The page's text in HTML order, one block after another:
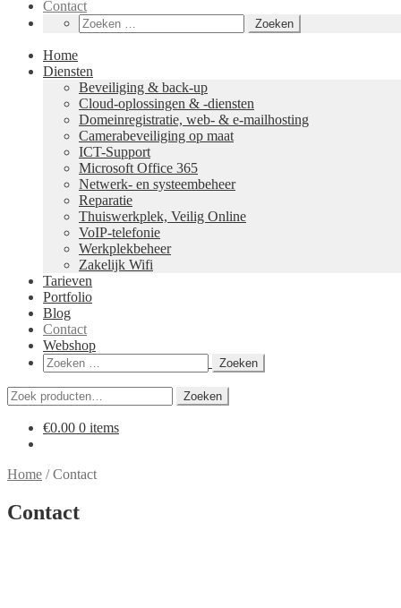
Contact
Zoeken
naar:
Home
Diensten
Beveiliging & back-up
Cloud-oplossingen & -diensten
Domeinregistratie, web- & e-mailhosting
Camerabeveiliging op maat
ICT-Support
Microsoft Office 365
Netwerk- en systeembeheer
Reparatie
Thuiswerkplek, Veilig Online
VoIP-telefonie
Werkplekbeheer
Zakelijk Wifi
Tarieven
Portfolio
Blog
Contact
Webshop
Zoeken
naar:
Zoeken
naar:
Zoeken
€0.00 0 items
Home /Contact
Contact